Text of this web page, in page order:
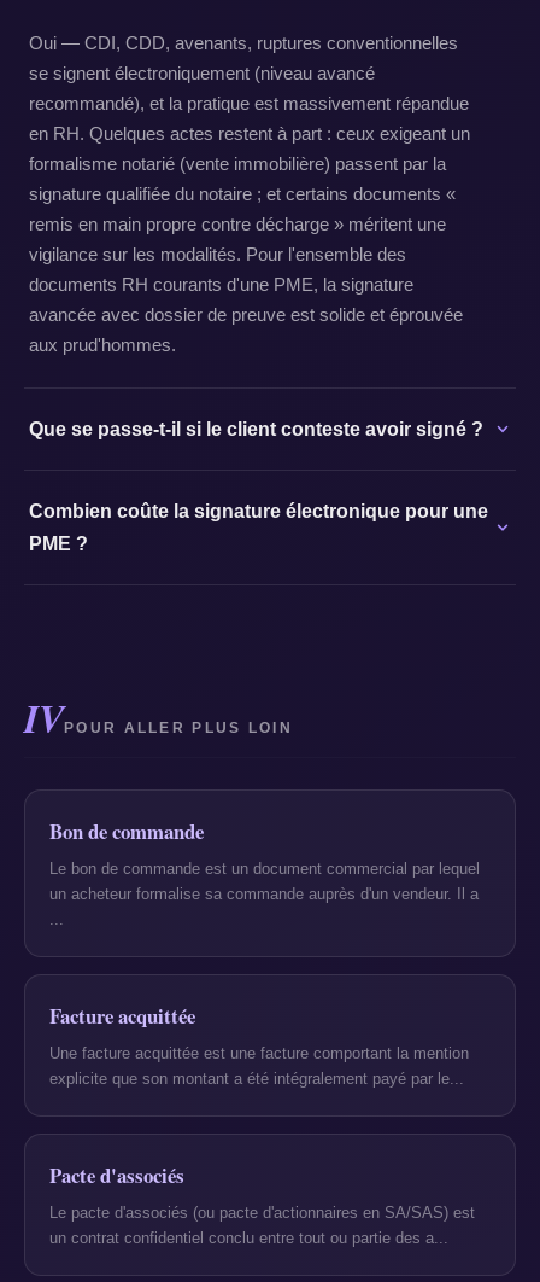
Oui — CDI, CDD, avenants, ruptures conventionnelles
se signent électroniquement (niveau avancé
recommandé), et la pratique est massivement répandue
en RH. Quelques actes restent à part : ceux exigeant un
formalisme notarié (vente immobilière) passent par la
signature qualifiée du notaire ; et certains documents «
remis en main propre contre décharge » méritent une
vigilance sur les modalités. Pour l'ensemble des
documents RH courants d'une PME, la signature
avancée avec dossier de preuve est solide et éprouvée
aux prud'hommes.
Que se passe-t-il si le client conteste avoir signé ?
Combien coûte la signature électronique pour une
PME ?
IVPOUR ALLER PLUS LOIN
Bon de commande
Le bon de commande est un document commercial par lequel
un acheteur formalise sa commande auprès d'un vendeur. Il a
...
Facture acquittée
Une facture acquittée est une facture comportant la mention
explicite que son montant a été intégralement payé par le...
Pacte d'associés
Le pacte d'associés (ou pacte d'actionnaires en SA/SAS) est
un contrat confidentiel conclu entre tout ou partie des a...